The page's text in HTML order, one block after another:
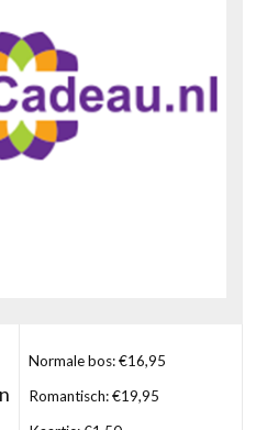
Normale bos: €16,95
Romantisch: €19,95